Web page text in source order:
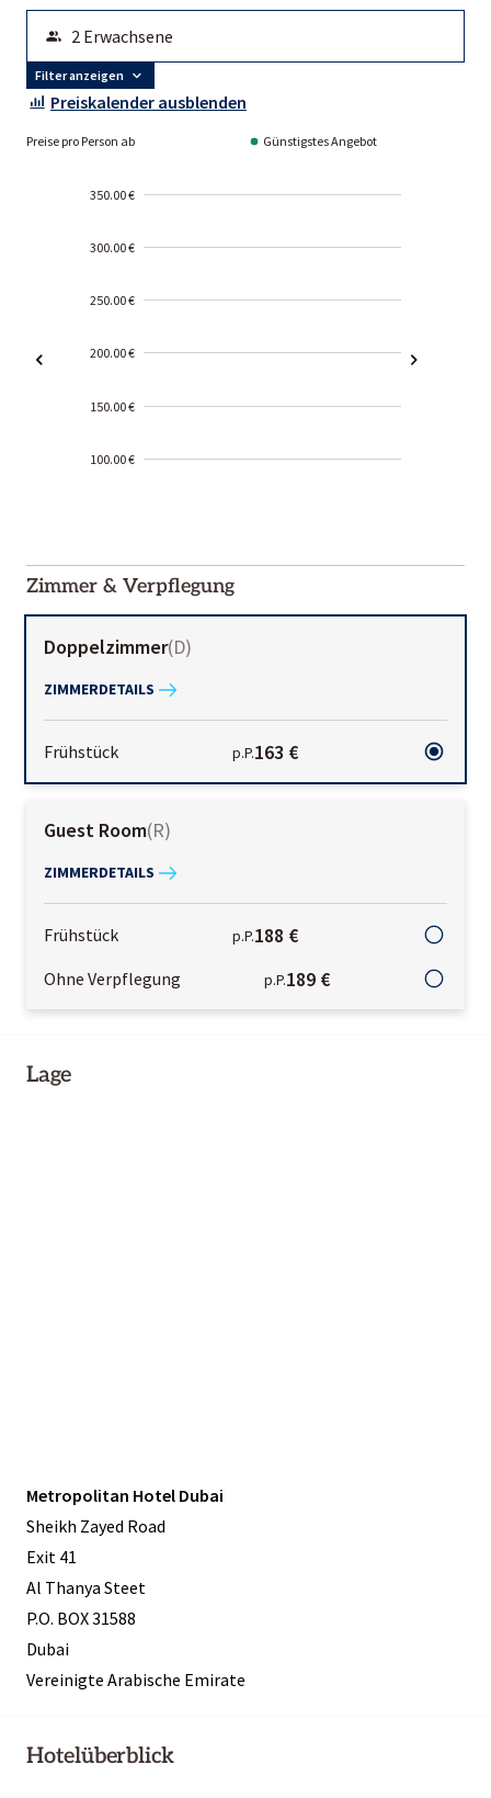
Filter anzeigen
Preiskalender ausblenden
Preise pro Person ab Günstigstes Angebot
350.00 €
300.00 €
250.00 €
200.00 €
150.00 €
100.00 €
01-02
Zimmer & Verpflegung
Doppelzimmer(D)
ZIMMERDETAILS
Frühstück p.P.163 €
Guest Room(R)
ZIMMERDETAILS
Frühstück p.P.188 €
Ohne Verpflegung p.P.189 €
Lage
Metropolitan Hotel Dubai
Sheikh Zayed Road
Exit 41
Al Thanya Steet
P.O. BOX 31588
Dubai
Vereinigte Arabische Emirate
Hotelüberblick